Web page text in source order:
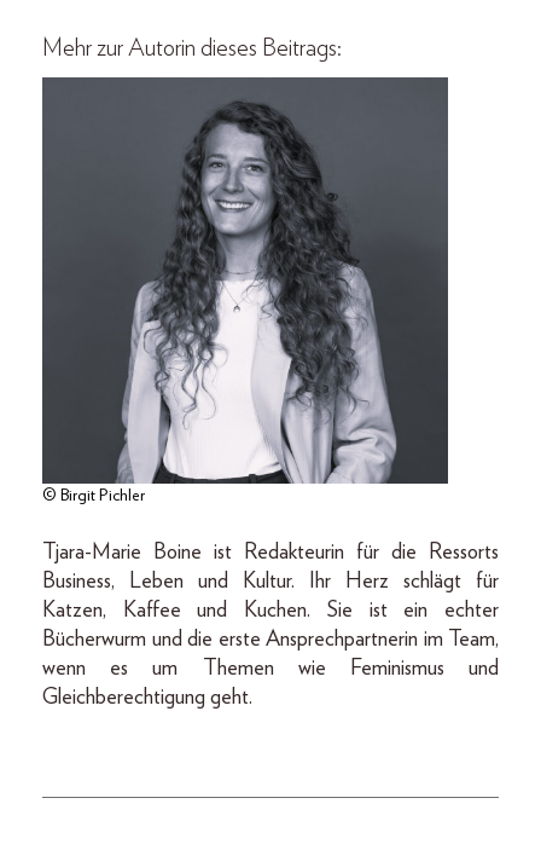
Mehr zur Autorin dieses Beitrags:
© Birgit Pichler
Tjara-Marie Boine ist Redakteurin für die Ressorts
Business, Leben und Kultur. Ihr Herz schlägt für
Katzen, Kaffee und Kuchen. Sie ist ein echter
Bücherwurm und die erste Ansprechpartnerin im Team,
wenn es um Themen wie Feminismus und
Gleichberechtigung geht.